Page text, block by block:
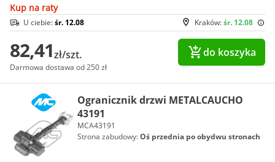
Kup na raty
Kraków:śr. 12.08
U ciebie:śr. 12.08
82,41zł/szt.
Darmowa dostawa od 250 zł
do koszyka
Ogranicznik drzwi METALCAUCHO
43191
MCA43191
Strona zabudowy:Oś przednia po obydwu stronach